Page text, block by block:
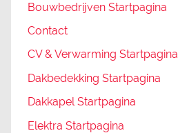
Bouwbedrijven Startpagina
Contact
CV & Verwarming Startpagina
Dakbedekking Startpagina
Dakkapel Startpagina
Elektra Startpagina